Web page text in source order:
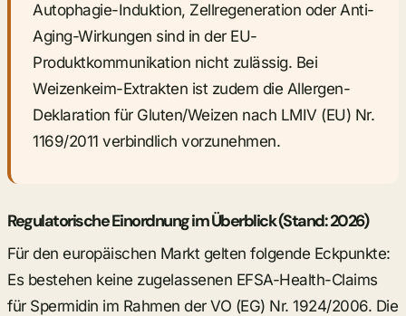
Autophagie-Induktion, Zellregeneration oder Anti-
Aging-Wirkungen sind in der EU-
Produktkommunikation nicht zulässig. Bei
Weizenkeim-Extrakten ist zudem die Allergen-
Deklaration für Gluten/Weizen nach LMIV (EU) Nr.
1169/2011 verbindlich vorzunehmen.
Regulatorische Einordnung im Überblick (Stand: 2026)
Für den europäischen Markt gelten folgende Eckpunkte:
Es bestehen keine zugelassenen EFSA-Health-Claims
für Spermidin im Rahmen der VO (EG) Nr. 1924/2006. Die